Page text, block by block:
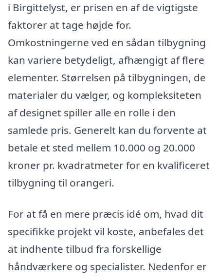
i Birgittelyst, er prisen en af de vigtigste
faktorer at tage højde for.
Omkostningerne ved en sådan tilbygning
kan variere betydeligt, afhængigt af flere
elementer. Størrelsen på tilbygningen, de
materialer du vælger, og kompleksiteten
af designet spiller alle en rolle i den
samlede pris. Generelt kan du forvente at
betale et sted mellem 10.000 og 20.000
kroner pr. kvadratmeter for en kvalificeret
tilbygning til orangeri.
For at få en mere præcis idé om, hvad dit
specifikke projekt vil koste, anbefales det
at indhente tilbud fra forskellige
håndværkere og specialister. Nedenfor er